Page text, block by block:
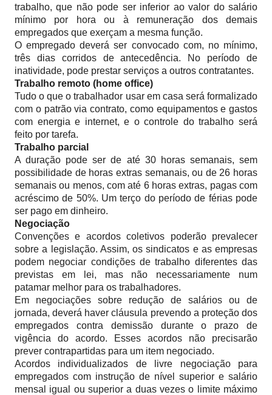
trabalho, que não pode ser inferior ao valor do salário
mínimo por hora ou à remuneração dos demais
empregados que exerçam a mesma função.
O empregado deverá ser convocado com, no mínimo,
três dias corridos de antecedência. No período de
inatividade, pode prestar serviços a outros contratantes.
Trabalho remoto (home office)
Tudo o que o trabalhador usar em casa será formalizado
com o patrão via contrato, como equipamentos e gastos
com energia e internet, e o controle do trabalho será
feito por tarefa.
Trabalho parcial
A duração pode ser de até 30 horas semanais, sem
possibilidade de horas extras semanais, ou de 26 horas
semanais ou menos, com até 6 horas extras, pagas com
acréscimo de 50%. Um terço do período de férias pode
ser pago em dinheiro.
Negociação
Convenções e acordos coletivos poderão prevalecer
sobre a legislação. Assim, os sindicatos e as empresas
podem negociar condições de trabalho diferentes das
previstas em lei, mas não necessariamente num
patamar melhor para os trabalhadores.
Em negociações sobre redução de salários ou de
jornada, deverá haver cláusula prevendo a proteção dos
empregados contra demissão durante o prazo de
vigência do acordo. Esses acordos não precisarão
prever contrapartidas para um item negociado.
Acordos individualizados de livre negociação para
empregados com instrução de nível superior e salário
mensal igual ou superior a duas vezes o limite máximo